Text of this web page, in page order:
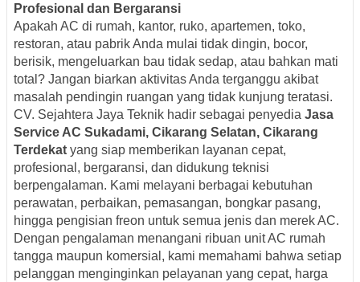
Profesional dan Bergaransi
Apakah AC di rumah, kantor, ruko, apartemen, toko,
restoran, atau pabrik Anda mulai tidak dingin, bocor,
berisik, mengeluarkan bau tidak sedap, atau bahkan mati
total? Jangan biarkan aktivitas Anda terganggu akibat
masalah pendingin ruangan yang tidak kunjung teratasi.
CV. Sejahtera Jaya Teknik hadir sebagai penyedia Jasa
Service AC Sukadami, Cikarang Selatan, Cikarang
Terdekat yang siap memberikan layanan cepat,
profesional, bergaransi, dan didukung teknisi
berpengalaman. Kami melayani berbagai kebutuhan
perawatan, perbaikan, pemasangan, bongkar pasang,
hingga pengisian freon untuk semua jenis dan merek AC.
Dengan pengalaman menangani ribuan unit AC rumah
tangga maupun komersial, kami memahami bahwa setiap
pelanggan menginginkan pelayanan yang cepat, harga